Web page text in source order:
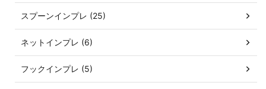
スプーンインプレ (25)
ネットインプレ (6)
フックインプレ (5)